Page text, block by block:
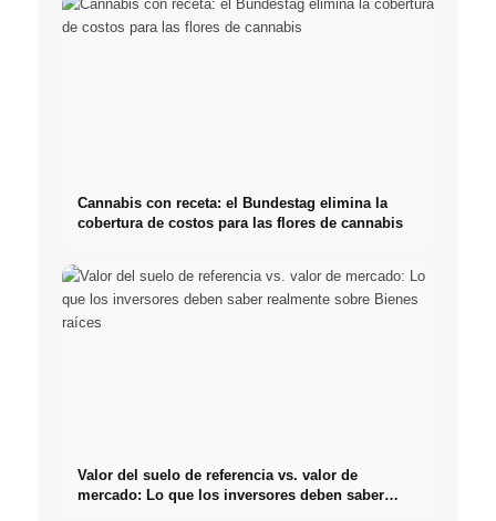
Cannabis con receta: el Bundestag elimina la
cobertura de costos para las flores de cannabis
Valor del suelo de referencia vs. valor de
mercado: Lo que los inversores deben saber